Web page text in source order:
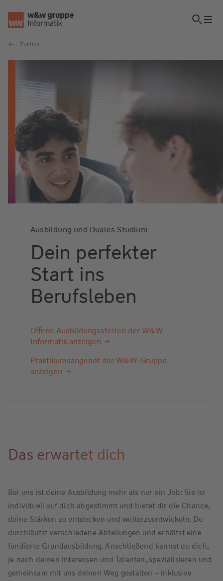
Zurück
Ausbildung und Duales Studium
Dein perfekter
Start ins
Berufsleben
Offene Ausbildungsstellen der W&W
Informatik anzeigen
Praktikumsangebot der W&W-Gruppe
anzeigen
Das erwartet dich
Bei uns ist deine Ausbildung mehr als nur ein Job: Sie ist
individuell auf dich abgestimmt und bietet dir die Chance,
deine Stärken zu entdecken und weiterzuentwickeln. Du
durchläufst verschiedene Abteilungen und erhältst eine
fundierte Grundausbildung. Anschließend kannst du dich,
je nach deinen Interessen und Talenten, spezialisieren und
gemeinsam mit uns deinen Weg gestalten – inklusive